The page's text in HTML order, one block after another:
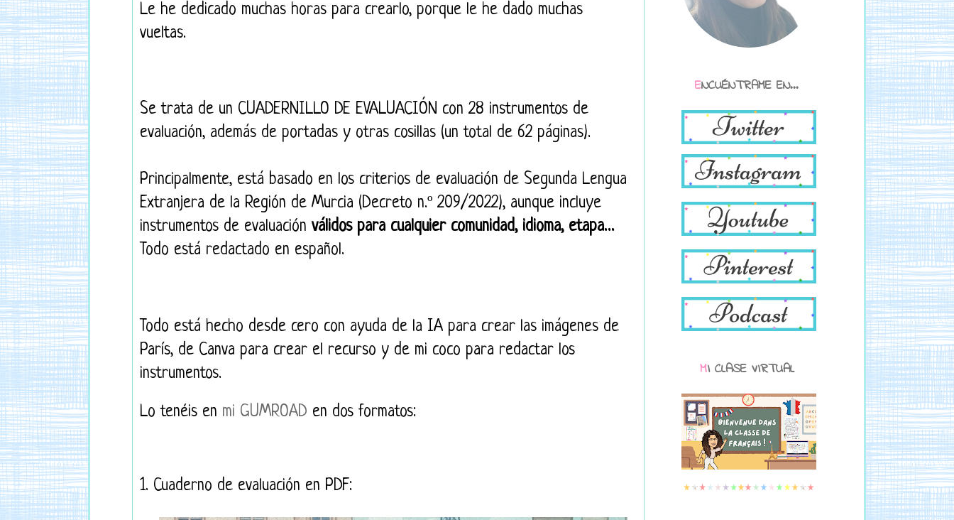
Le he dedicado muchas horas para crearlo, porque le he dado muchas
vueltas.
Se trata de un CUADERNILLO DE EVALUACIÓN con 28 instrumentos de
evaluación, además de portadas y otras cosillas (un total de 62 páginas).
Principalmente, está basado en los criterios de evaluación de Segunda Lengua
Extranjera de la Región de Murcia (Decreto n.º 209/2022), aunque incluye
instrumentos de evaluación válidos para cualquier comunidad, idioma, etapa…
Todo está redactado en español.
Todo está hecho desde cero con ayuda de la IA para crear las imágenes de
París, de Canva para crear el recurso y de mi coco para redactar los
instrumentos.
Lo tenéis en mi GUMROAD en dos formatos:
1. Cuaderno de evaluación en PDF:
ENCUÉNTRAME EN...
MI CLASE VIRTUAL